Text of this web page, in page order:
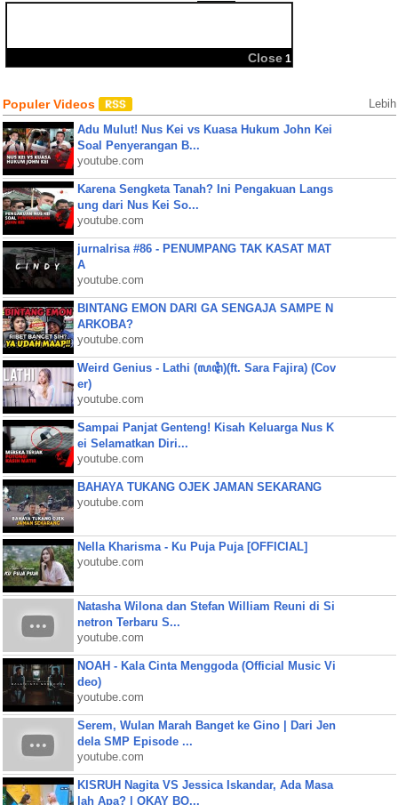
Close 1
BBM
Populer Videos Lebih
Adu Mulut! Nus Kei vs Kuasa Hukum John Kei
Soal Penyerangan B...
youtube.com
Karena Sengketa Tanah? Ini Pengakuan Langs
ung dari Nus Kei So...
youtube.com
jurnalrisa #86 - PENUMPANG TAK KASAT MAT
A
youtube.com
BINTANG EMON DARI GA SENGAJA SAMPE N
ARKOBA?
youtube.com
Weird Genius - Lathi (ꦭꦛꦶ)(ft. Sara Fajira) (Cov
er)
youtube.com
Sampai Panjat Genteng! Kisah Keluarga Nus K
ei Selamatkan Diri...
youtube.com
BAHAYA TUKANG OJEK JAMAN SEKARANG
youtube.com
Nella Kharisma - Ku Puja Puja [OFFICIAL]
youtube.com
Natasha Wilona dan Stefan William Reuni di Si
netron Terbaru S...
youtube.com
NOAH - Kala Cinta Menggoda (Official Music Vi
deo)
youtube.com
Serem, Wulan Marah Banget ke Gino | Dari Jen
dela SMP Episode ...
youtube.com
KISRUH Nagita VS Jessica Iskandar, Ada Masa
lah Apa? | OKAY BO...